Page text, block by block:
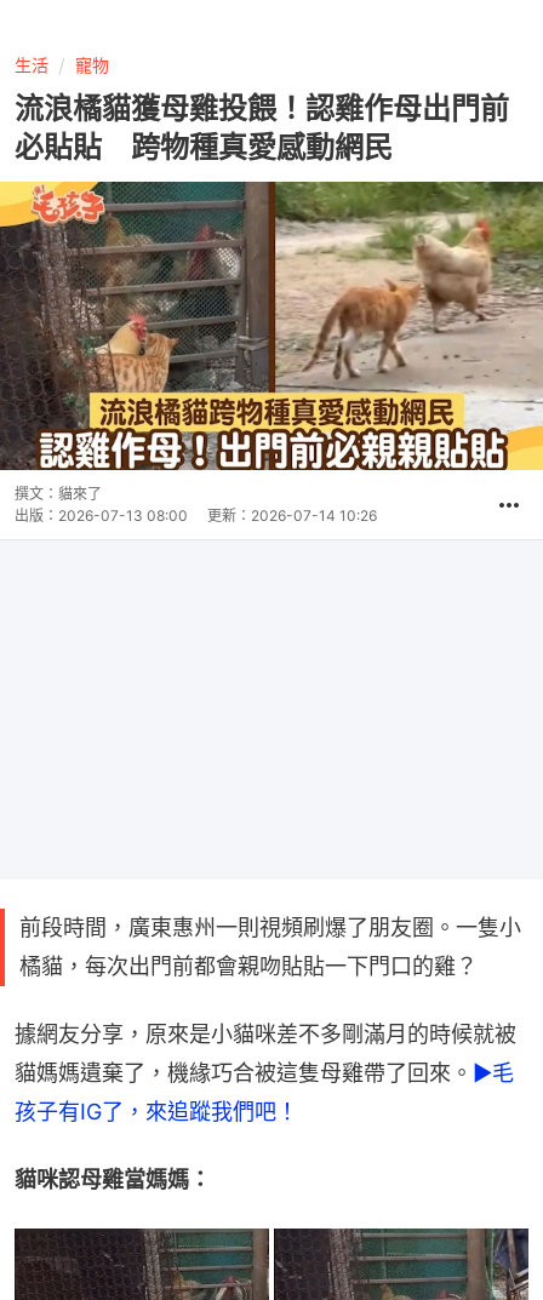
生活 寵物
流浪橘貓獲母雞投餵！認雞作母出門前
必貼貼 跨物種真愛感動網民
撰文： 貓來了
出版： 2026-07-13 08:00 更新： 2026-07-14 10:26
前段時間，廣東惠州一則視頻刷爆了朋友圈。一隻小
橘貓，每次出門前都會親吻貼貼一下門口的雞？
據網友分享，原來是小貓咪差不多剛滿月的時候就被
貓媽媽遺棄了，機緣巧合被這隻母雞帶了回來。 ►毛
孩子有IG了，來追蹤我們吧！
貓咪認母雞當媽媽：